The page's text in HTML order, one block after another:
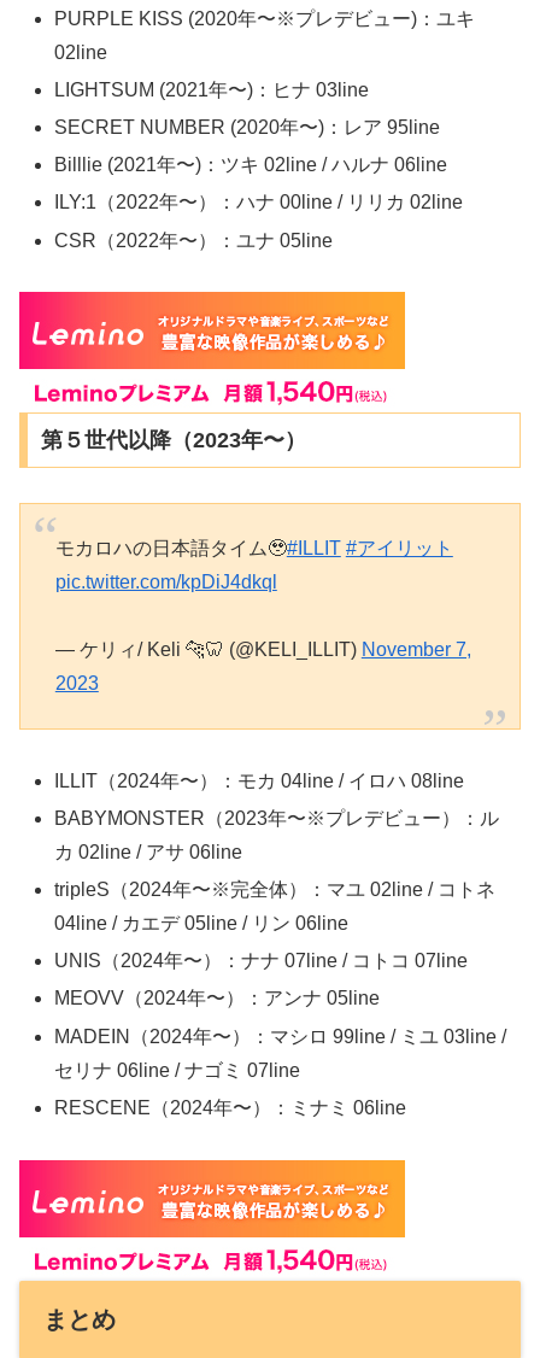
PURPLE KISS (2020年〜※プレデビュー)：ユキ
02line
LIGHTSUM (2021年〜)：ヒナ 03line
SECRET NUMBER (2020年〜)：レア 95line
Billlie (2021年〜)：ツキ 02line / ハルナ 06line
ILY:1（2022年〜）：ハナ 00line / リリカ 02line
CSR（2022年〜）：ユナ 05line
第５世代以降（2023年〜）
モカロハの日本語タイム🥹#ILLIT #アイリット
pic.twitter.com/kpDiJ4dkql
— ケリィ/ Keli 🐆🦷 (@KELI_ILLIT) November 7,
2023
ILLIT（2024年〜）：モカ 04line / イロハ 08line
BABYMONSTER（2023年〜※プレデビュー）：ル
カ 02line / アサ 06line
tripleS（2024年〜※完全体）：マユ 02line / コトネ
04line / カエデ 05line / リン 06line
UNIS（2024年〜）：ナナ 07line / コトコ 07line
MEOVV（2024年〜）：アンナ 05line
MADEIN（2024年〜）：マシロ 99line / ミユ 03line /
セリナ 06line / ナゴミ 07line
RESCENE（2024年〜）：ミナミ 06line
まとめ